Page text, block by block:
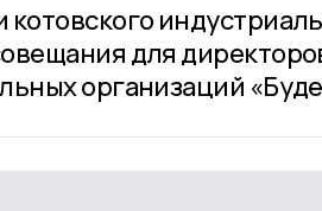
для
организаций